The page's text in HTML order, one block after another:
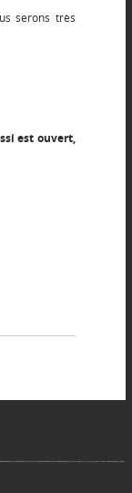
serons très
est ouvert,